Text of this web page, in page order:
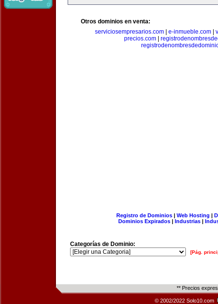
Otros dominios en venta:
serviciosempresarios.com| e-inmueble.com|
precios.com
Registro de Dominios| Web Hosting |
Dominios Expirados | Industrias |
Categorías de Dominio:
[Pág.
** Precios
© 2002/2022 Solo10.com